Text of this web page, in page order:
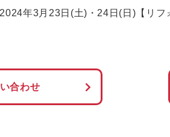
2024年3月23日(土)・24日(日)【リフ
合わせ